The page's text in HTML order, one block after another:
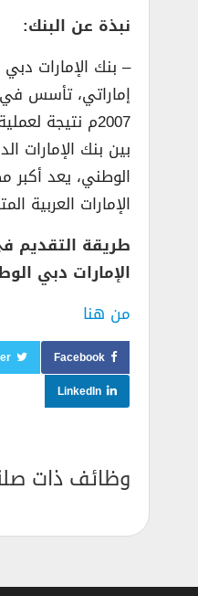
نبذة عن البنك:
– بنك الإمارات
2007م نتيجة
بين بنك الإمارات
الوطني، يعد
الإمارات العربية
طريقة التقديم
الإمارات دبي
من هنا
Facebook
LinkedIn
وظائف ذات